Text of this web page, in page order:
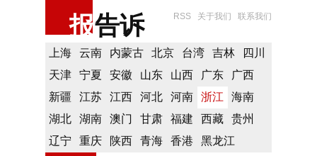
报告诉 RSS 关于我们 联系我们
上海 云南 内蒙古 北京 台湾 吉林
四川
天津
宁夏 安徽 山东 山西 广东
广西
新疆
江苏 江西 河北 河南 浙江
海南
湖北
湖南 澳门 甘肃 福建 西藏
贵州
辽宁
重庆 陕西 青海 香港
黑龙江